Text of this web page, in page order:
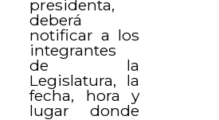
presidenta,
deberá
notificar a los
integrantes
de la
Legislatura, la
fecha, hora y
lugar donde